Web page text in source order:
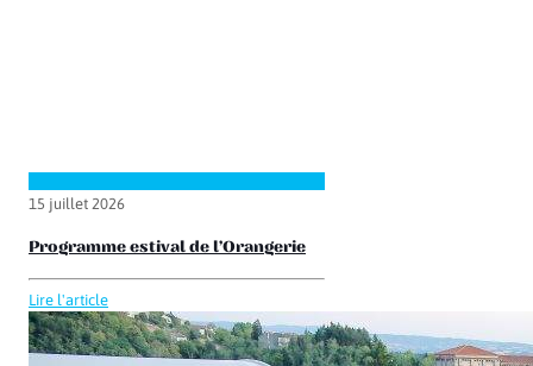
15 juillet 2026
Programme estival de l’Orangerie
Lire l'article